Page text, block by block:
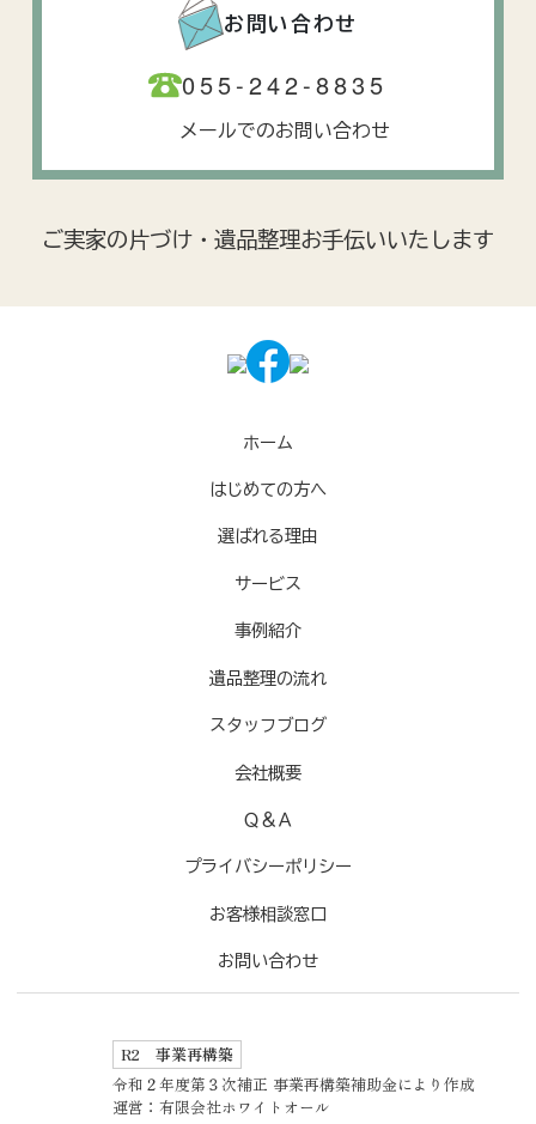
お問い合わせ
055-242-8835
メールでのお問い合わせ
ご実家の片づけ・遺品整理お手伝いいたします
ホーム
はじめての方へ
選ばれる理由
サービス
事例紹介
遺品整理の流れ
スタッフブログ
会社概要
Ｑ＆Ａ
プライバシーポリシー
お客様相談窓口
お問い合わせ
R2 事業再構築
令和２年度第３次補正 事業再構築補助金により作成
運営：有限会社ホワイトオール